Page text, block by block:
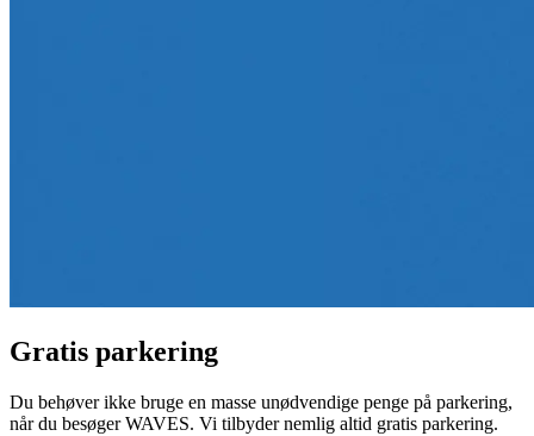
Gratis parkering
Du behøver ikke bruge en masse unødvendige penge på parkering,
når du besøger WAVES. Vi tilbyder nemlig altid gratis parkering.